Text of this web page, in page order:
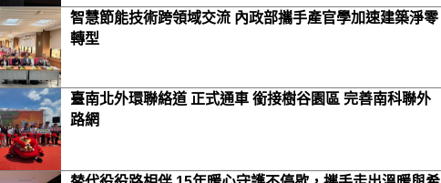
智慧節能技術跨領域交流 內政部攜手產官學加速建築淨零
轉型
臺南北外環聯絡道 正式通車 銜接樹谷園區 完善南科聯外
路網